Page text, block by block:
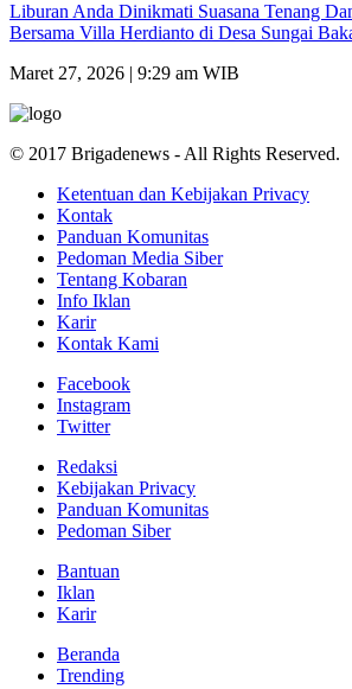
Liburan Anda Dinikmati Suasana Tenang
Bersama Villa Herdianto di Desa Sungai
Maret 27, 2026 | 9:29 am WIB
© 2017 Brigadenews - All Rights Reserved.
Ketentuan dan Kebijakan Privacy
Kontak
Panduan Komunitas
Pedoman Media Siber
Tentang Kobaran
Info Iklan
Karir
Kontak Kami
Facebook
Instagram
Twitter
Redaksi
Kebijakan Privacy
Panduan Komunitas
Pedoman Siber
Bantuan
Iklan
Karir
Beranda
Trending